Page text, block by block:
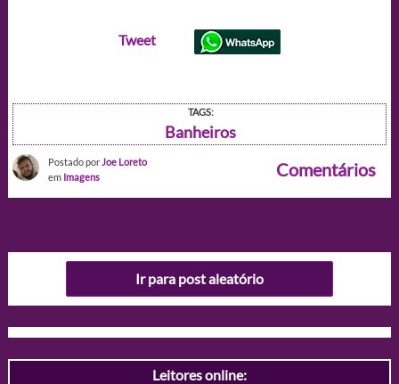
Tweet
TAGS:
Banheiros
Postado por Joe Loreto
em Imagens Comentários
Ir para post aleatório
Leitores online: